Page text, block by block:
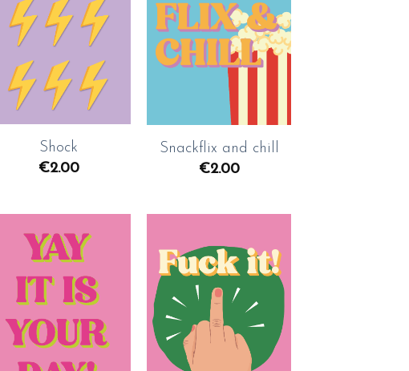
wenslijst
Shock
€2.00
wenslijst
Snackflix and chill
€2.00
aan
wenslijst
Toevoegen
aan
wenslijst